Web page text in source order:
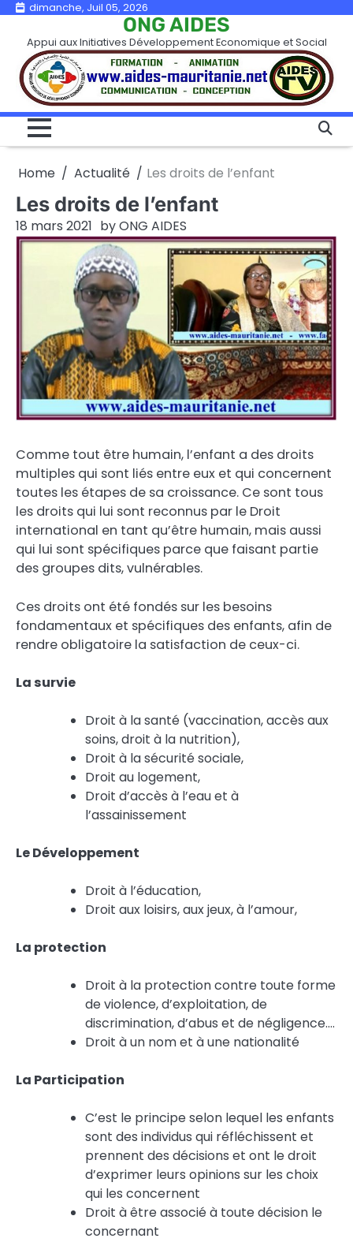
Skip
content
dimanche, Juil 05, 2026
ONG AIDES
Appui aux Initiatives Développement Economique et Social
Home Actualité Les droits de l’enfant
Les droits de l’enfant
18 mars 2021 byONG AIDES
Comme tout être humain, l’enfant a des droits
multiples qui sont liés entre eux et qui concernent
toutes les étapes de sa croissance. Ce sont tous
les droits qui lui sont reconnus par le Droit
international en tant qu’être humain, mais aussi
qui lui sont spécifiques parce que faisant partie
des groupes dits, vulnérables.
Ces droits ont été fondés sur les besoins
fondamentaux et spécifiques des enfants, afin de
rendre obligatoire la satisfaction de ceux-ci.
La survie
Droit à la santé (vaccination, accès aux
soins, droit à la nutrition),
Droit à la sécurité sociale,
Droit au logement,
Droit d’accès à l’eau et à
l’assainissement
Le Développement
Droit à l’éducation,
Droit aux loisirs, aux jeux, à l’amour,
La protection
Droit à la protection contre toute forme
de violence, d’exploitation, de
discrimination, d’abus et de négligence….
Droit à un nom et à une nationalité
La Participation
C’est le principe selon lequel les enfants
sont des individus qui réfléchissent et
prennent des décisions et ont le droit
d’exprimer leurs opinions sur les choix
qui les concernent
Droit à être associé à toute décision le
concernant